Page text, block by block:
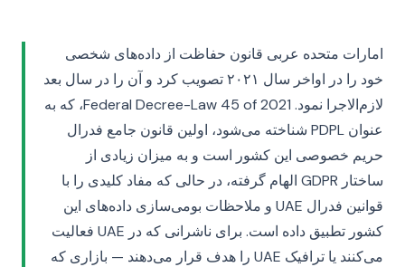
امارات متحده عربی قانون حفاظت از داده‌های شخصی
خود را در اواخر سال ۲۰۲۱ تصویب کرد و آن را در سال بعد
لازم‌الاجرا نمود. Federal Decree-Law 45 of 2021، که به
عنوان PDPL شناخته می‌شود، اولین قانون جامع فدرال
حریم خصوصی این کشور است و به میزان زیادی از
ساختار GDPR الهام گرفته، در حالی که مفاد کلیدی را با
قوانین فدرال UAE و ملاحظات بومی‌سازی داده‌های این
کشور تطبیق داده است. برای ناشرانی که در UAE فعالیت
می‌کنند یا ترافیک UAE را هدف قرار می‌دهند — بازاری که